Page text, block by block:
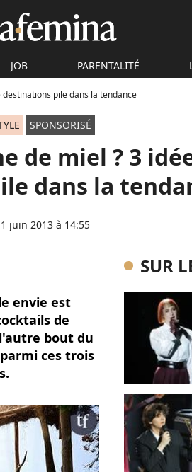
JOB PARENTALITÉ
pile dans la tendance
SPONSORISÉ
de miel ? 3
dans la
juin 2013 à 14:55
envie est
de
bout du
ces trois
SUR